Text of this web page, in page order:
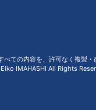
ての内容を、許可なく複製
IMAHASHI All Rights